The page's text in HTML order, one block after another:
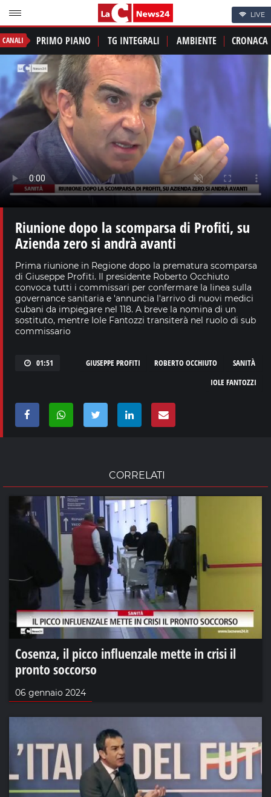
LIVE
CANALI PRIMO PIANO TG INTEGRALI AMBIENTE CRONACA
Riunione dopo la scomparsa di Profiti, su
Azienda zero si andrà avanti
Prima riunione in Regione dopo la prematura scomparsa
di Giuseppe Profiti. Il presidente Roberto Occhiuto
convoca tutti i commissari per confermare la linea sulla
governance sanitaria e 'annuncia l'arrivo di nuovi medici
cubani da impiegare nel 118. A breve la nomina di un
sostituto, mentre Iole Fantozzi transiterà nel ruolo di sub
commissario
01:51 SANITÀ
ROBERTO OCCHIUTO
GIUSEPPE PROFITI
IOLE FANTOZZI
CORRELATI
Cosenza, il picco influenzale mette in crisi il
pronto soccorso
06 gennaio 2024